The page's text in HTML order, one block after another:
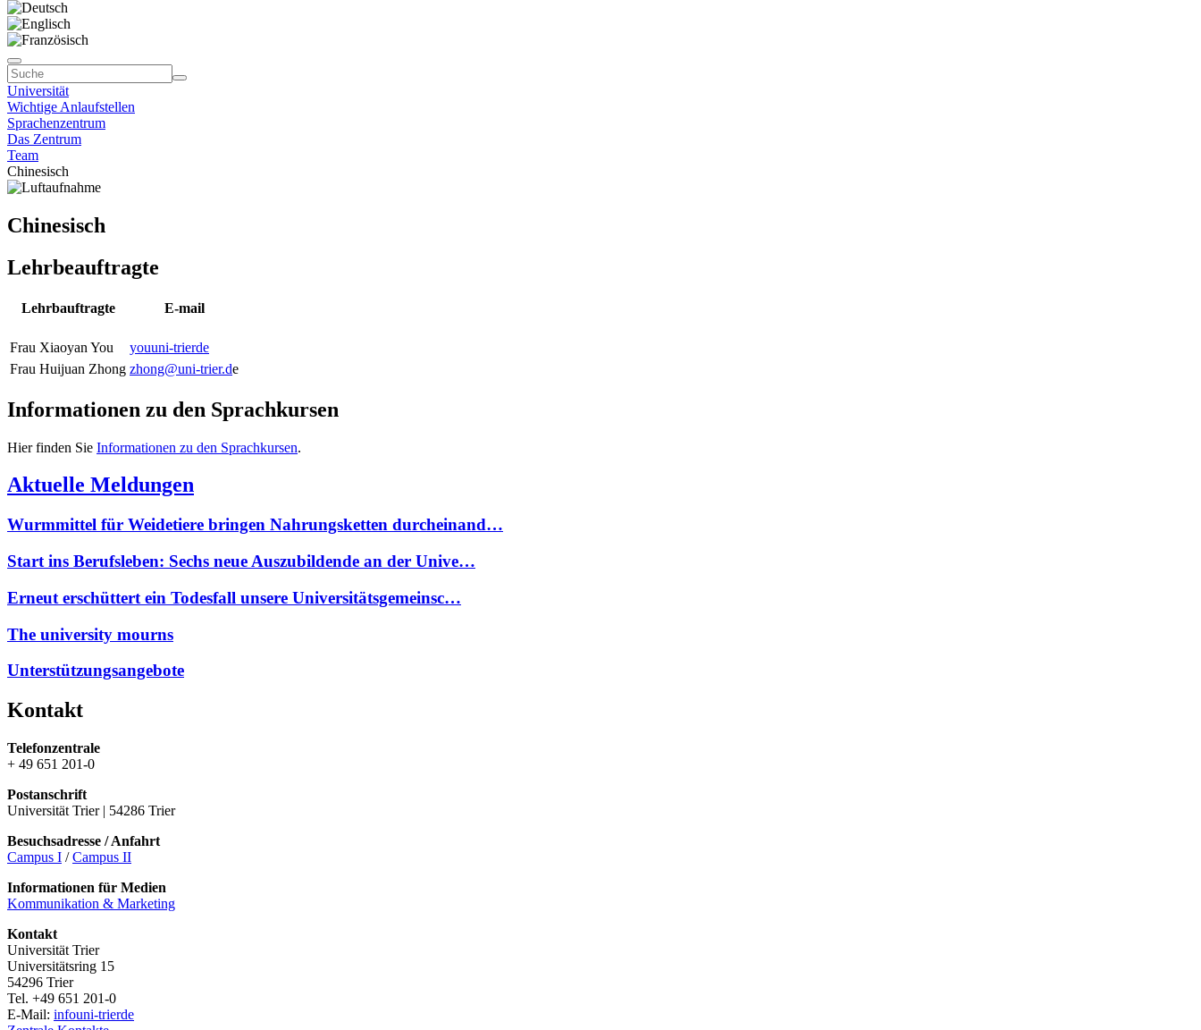
Universität
Wichtige Anlaufstellen
Sprachenzentrum
Das Zentrum
Team
Chinesisch
Chinesisch
Lehrbeauftragte
Lehrbauftragte E-mail
Frau Xiaoyan You youuni-trierde
Frau Huijuan Zhong zhong@uni-trier.de
Informationen zu den Sprachkursen
Hier finden Sie Informationen zu den Sprachkursen.
Aktuelle Meldungen
Wurmmittel für Weidetiere bringen Nahrungsketten durcheinand…
Start ins Berufsleben: Sechs neue Auszubildende an der Unive…
Erneut erschüttert ein Todesfall unsere Universitätsgemeinsc…
The university mourns
Unterstützungsangebote
Kontakt
Telefonzentrale
+ 49 651 201-0
Postanschrift
Universität Trier | 54286 Trier
Besuchsadresse / Anfahrt
Campus I /Campus II
Informationen für Medien
Kommunikation & Marketing
Kontakt
Universität Trier
Universitätsring 15
54296 Trier
Tel. +49 651 201-0
E-Mail: infouni-trierde